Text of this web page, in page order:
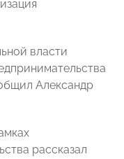
власти
Александр
рассказал